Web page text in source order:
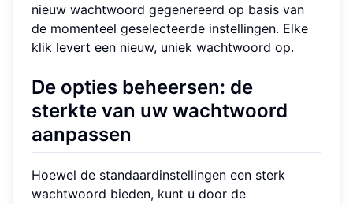
nieuw wachtwoord gegenereerd op basis van
de momenteel geselecteerde instellingen. Elke
klik levert een nieuw, uniek wachtwoord op.
De opties beheersen: de
sterkte van uw wachtwoord
aanpassen
Hoewel de standaardinstellingen een sterk
wachtwoord bieden, kunt u door de